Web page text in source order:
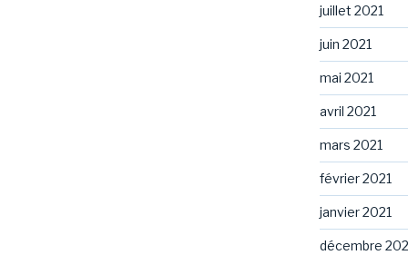
juillet 2021
juin 2021
mai 2021
avril 2021
mars 2021
février 2021
janvier 2021
décembre